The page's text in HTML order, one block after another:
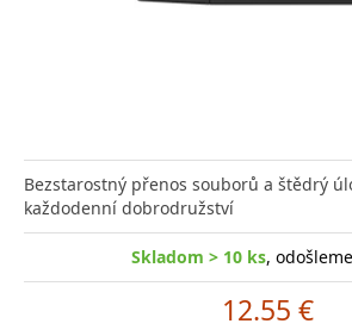
Bezstarostný přenos souborů a štědrý
každodenní dobrodružství
Skladom > 10 ks,
12.55 €